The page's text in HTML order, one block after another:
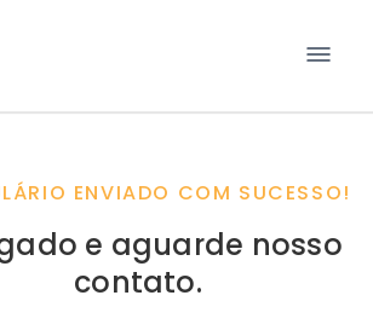
ENVIADO COM SUCESSO!
e aguarde nosso
contato.